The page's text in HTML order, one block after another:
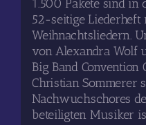
1.500 Pakete sind in
52-seitige
Weihnachtsliedern.
von Alexandra Wolf
Big Band
Christian Sommerer
Nachwuchschores
beteiligten Musiker